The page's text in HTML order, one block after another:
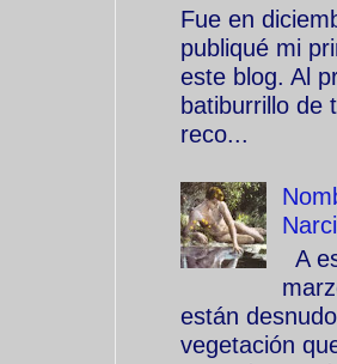
Fue en
publiqué mi
este blog. Al
batiburrillo de
reco...
A
están
vegetación